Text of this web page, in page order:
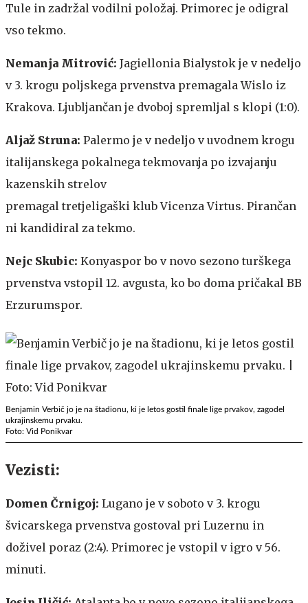
Tule in zadržal vodilni položaj. Primorec je odigral
vso tekmo.
Nemanja Mitrović: Jagiellonia Bialystok je v nedeljo
v 3. krogu poljskega prvenstva premagala Wislo iz
Krakova. Ljubljančan je dvoboj spremljal s klopi (1:0).
Aljaž Struna: Palermo je v nedeljo v uvodnem krogu
italijanskega pokalnega tekmovanja po izvajanju
kazenskih strelov
premagal tretjeligaški klub Vicenza Virtus. Pirančan
ni kandidiral za tekmo.
Nejc Skubic: Konyaspor bo v novo sezono turškega
prvenstva vstopil 12. avgusta, ko bo doma pričakal BB
Erzurumspor.
Benjamin Verbič jo je na štadionu, ki je letos gostil finale lige prvakov, zagodel
ukrajinskemu prvaku.
Foto: Vid Ponikvar
Vezisti:
Domen Črnigoj: Lugano je v soboto v 3. krogu
švicarskega prvenstva gostoval pri Luzernu in
doživel poraz (2:4). Primorec je vstopil v igro v 56.
minuti.